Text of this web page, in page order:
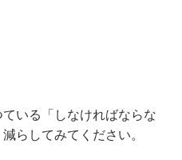
いる「しなければならな
らしてみてください。